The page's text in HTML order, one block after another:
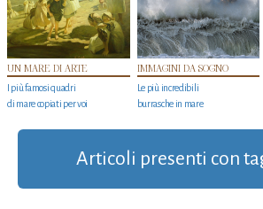
UN MARE DI ARTE
I più famosi quadri
di mare copiati per voi
IMMAGINI DA SOGNO
Le più incredibili
burrasche in mare
Articoli presenti con